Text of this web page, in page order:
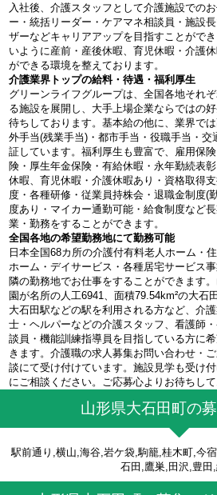
入社後、介護スタッフとして介護施設での
ー・統括リーダー・ケアマネ相談員・施設
ザーなどキャリアアップを目指すことがで
いように産前・産後休暇、育児休暇・介護
ができる環境を整えております。
介護業界トップの給料・待遇・福利厚生
グリーンライフグループは、全国各地それ
る施設を展開し、大手上場企業ならではの
待ちしております。基本給の他に、業界で
外手当(残業手当)・都市手当・役職手当・交
証しています。福利厚生も豊富で、雇用保
険・厚生年金保険・有給休暇・永年勤続表
休暇、育児休暇・介護休暇あり・資格取得
度・各種研修・従業員持株会・退職金制度(
度あり・マイカー通勤可能・給食制度など
業・勤務をすることができます。
全国各地の希望勤務地にて勤務可能
日本全国68カ所の介護付有料老人ホーム・
ホーム・デイサービス・各種居宅サービス
隣の勤務地でお仕事をすることができます
園が名所の人工6941、面積79.54km²の大石
大石田駅などの駅を利用される方など、介
士・ヘルパーなどの介護スタッフ、看護師
談員・機能訓練指導員を目指している方に
きます。介護職の求人募集お問い合わせ・
談にて受け付けています。施設見学も受け
にご相談ください。ご応募心よりお待ちして
山形県大石田町の
駅前通り,横山,海谷,岩ケ袋,駒籠,桂木町,今
石田,鷹巣,田沢,豊田